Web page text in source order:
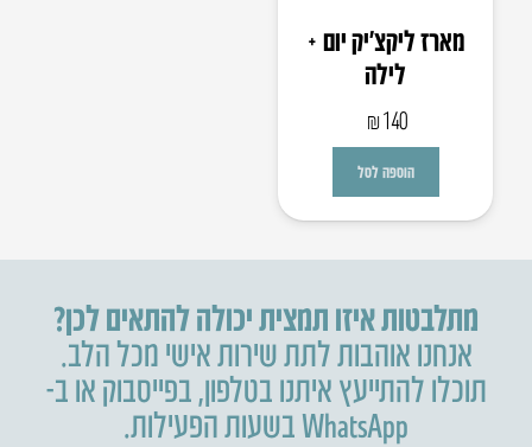
מארז ליקצ’יק יום +
לילה
₪140
הוספה לסל
מתלבטות איזו תמצית יכולה להתאים לכן?
אנחנו אוהבות לתת שירות אישי מכל הלב.
תוכלו להתייעץ איתנו בטלפון,בפייסבוק או ב-
WhatsApp בשעות הפעילות.